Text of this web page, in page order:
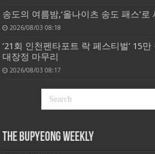
송도의 여름밤,‘올나이츠 송도 패스’로
2026/08/03 08:18
‘21회 인천펜타포트 락 페스티벌’ 15
대장정 마무리
2026/08/03 08:17
THE BUPYEONG WEEKLY